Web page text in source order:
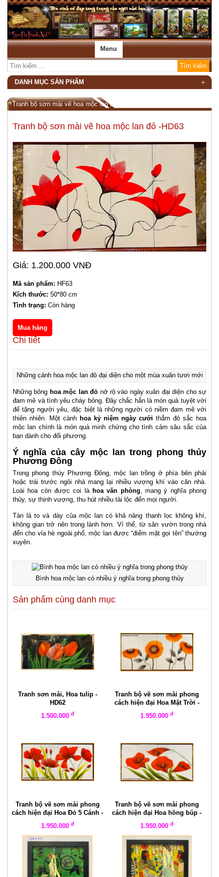
Menu
DANH MỤC SẢN PHẨM
Tranh bộ sơn mài vẽ hoa mộc lan đỏ -HD63
Tranh bộ sơn mài vẽ hoa mộc lan đỏ -HD63
Giá: 1.200.000 VNĐ
Mã sản phẩm: HF63
Kích thước: 50*80 cm
Tình trạng: Còn hàng
Chi tiết
Những cánh hoa mộc lan đỏ đại diện cho một mùa xuân tươi mới
Những bông hoa mộc lan đỏ nở rộ vào ngày xuân đại diện cho sự
đam mê và tình yêu cháy bỏng. Đây chắc hẳn là món quà tuyệt vời
để tặng người yêu, đặc biệt là những người có niềm đam mê với
thiên nhiên. Một cành hoa kỷ niệm ngày cưới thắm đỏ sắc hoa
mộc lan chính là món quà minh chứng cho tình cảm sâu sắc của
bạn dành cho đối phương.
Ý nghĩa của cây mộc lan trong phong thủy
Phương Đông
Trong phong thủy Phương Đông, mộc lan trồng ở phía bên phải
hoặc trái trước ngôi nhà mang lại nhiều vượng khí vào căn nhà.
Loài hoa còn được coi là hoa văn phòng , mang ý nghĩa phong
thủy, sự thịnh vượng, thu hút nhiều tài lộc đến mọi người.
Tán lá to và dày của mộc lan có khả năng thanh lọc không khí,
không gian trở nên trong lành hơn. Vì thế, từ sân vườn trong nhà
đến cho vỉa hè ngoài phố, mộc lan được “điểm mặt gọi tên” thường
xuyên.
Bình hoa mộc lan có nhiều ý nghĩa trong phong thủy
Sản phẩm cùng danh mục
Tranh sơn mài, Hoa tulip -
HD62
1.500.000 đ
Tranh bộ vẽ sơn mài phong
cách hiện đại Hoa Mặt Trời -
1.950.000 đ
Tranh bộ vẽ sơn mài phong
cách hiện đại Hoa Đỏ 5 Cánh -
1.950.000 đ
Tranh bộ vẽ sơn mài phong
cách hiện đại Hoa hồng búp -
1.950.000 đ